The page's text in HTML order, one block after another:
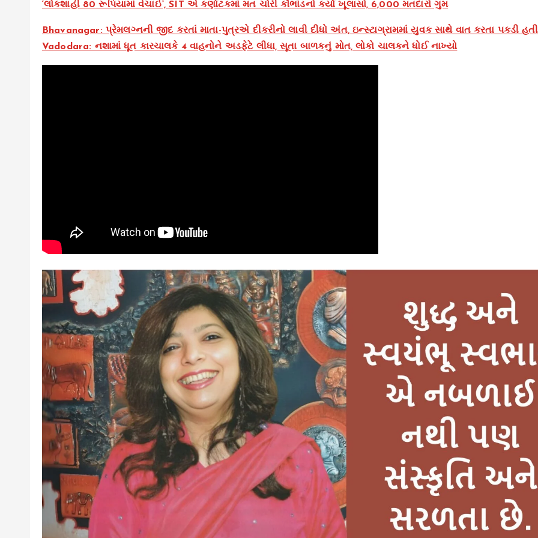
‘લોકશાહી 80 રૂપિયામાં વેચાઈ’, SIT એ કર્ણાટકમાં મત ચોરી કૌભાંડનો કર્યો ખૂલાસો, 6,000 મતદારો ગુમ
Bhavanagar: પ્રેમલગ્નની જીદ કરતાં માતા-પુત્રએ દીકરીનો લાવી દીધો અંત, ઇન્સ્ટાગ્રામમાં યુવક સાથે વાત કરતા પકડી હતી
Vadodara: નશામાં ધૂત કારચાલકે 4 વાહનોને અડફેટે લીધા, સૂતા બાળકનું મોત, લોકો ચાલકને ધોઈ નાખ્યો